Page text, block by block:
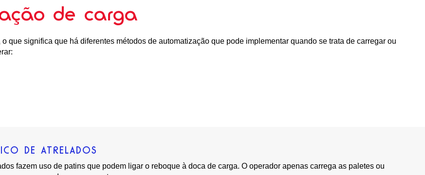
de carga
que significa que há diferentes métodos de automatização que pode implementar quando se trata de carregar ou
DE ATRELADOS
fazem uso de patins que podem ligar o reboque à doca de carga. O operador apenas carrega as paletes ou